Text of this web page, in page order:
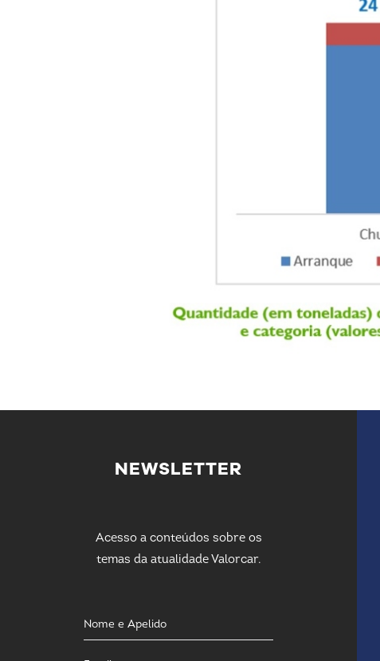
NEWSLETTER
Acesso a conteúdos sobre os
temas da atualidade Valorcar.